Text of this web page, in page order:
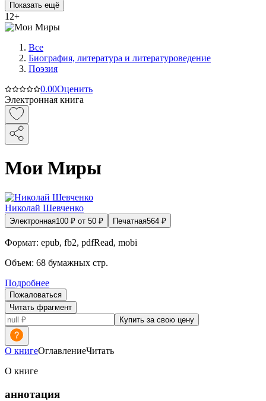
Показать ещё
12+
Все
Биография, литература и литературоведение
Поэзия
0.00Оценить
Электронная книга
Мои Миры
Николай Шевченко
Электронная100 ₽ от 50 ₽ Печатная564 ₽
Формат: epub, fb2, pdfRead, mobi
Объем: 68 бумажных стр.
Подробнее
Пожаловаться
Читать фрагмент
Купить за свою цену
О книгеОглавлениеЧитать
О книге
аннотация